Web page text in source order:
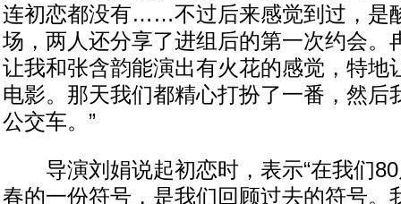
连初恋都没有……不过后来感觉到过，是
场，两人还分享了进组后的第一次约会。
让我和张含韵能演出有火花的感觉，特地
电影。那天我们都精心打扮了一番，然后
公交车。”
导演刘娟说起初恋时，表示“在我们80
春的一份符号，是我们回顾过去的符号。